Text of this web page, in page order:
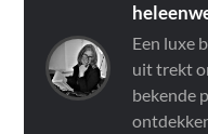
Een luxe
uit trekt
bekende